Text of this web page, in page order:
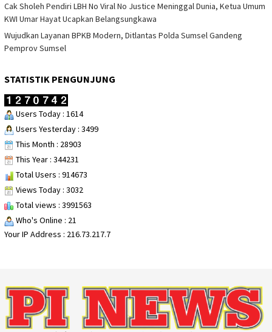
Cak Sholeh Pendiri LBH No Viral No Justice Meninggal Dunia, Ketua Umum
KWI Umar Hayat Ucapkan Belangsungkawa
Wujudkan Layanan BPKB Modern, Ditlantas Polda Sumsel Gandeng
Pemprov Sumsel
STATISTIK PENGUNJUNG
Users Today : 1614
Users Yesterday : 3499
This Month : 28903
This Year : 344231
Total Users : 914673
Views Today : 3032
Total views : 3991563
Who's Online : 21
Your IP Address : 216.73.217.7